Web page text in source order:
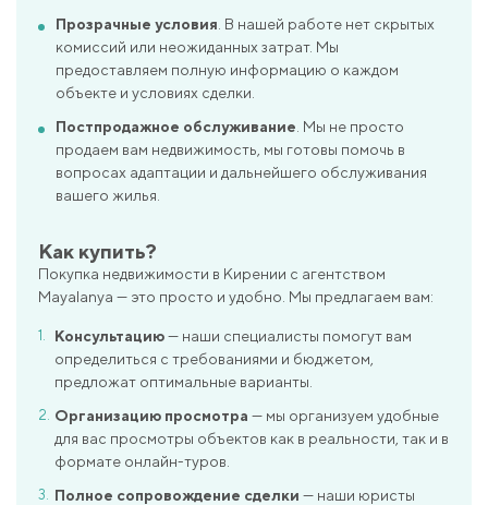
Прозрачные условия . В нашей работе нет скрытых
комиссий или неожиданных затрат. Мы
предоставляем полную информацию о каждом
объекте и условиях сделки.
Постпродажное обслуживание . Мы не просто
продаем вам недвижимость, мы готовы помочь в
вопросах адаптации и дальнейшего обслуживания
вашего жилья.
Как купить?
Покупка недвижимости в Кирении с агентством
Mayalanya — это просто и удобно. Мы предлагаем вам:
Консультацию— наши специалисты помогут вам
определиться с требованиями и бюджетом,
предложат оптимальные варианты.
Организацию просмотра — мы организуем удобные
для вас просмотры объектов как в реальности, так и в
формате онлайн-туров.
Полное сопровождение сделки — наши юристы